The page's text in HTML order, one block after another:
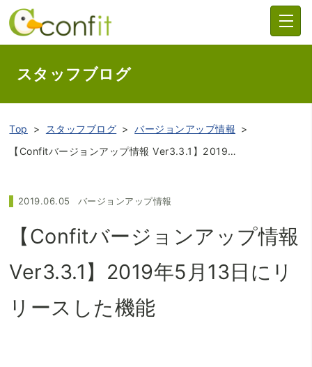
スタッフブログ
Top スタッフブログ
バージョンアップ情報
【Confitバージョンアップ情報 Ver3.3.1】2019年5月13日にリリースした機能
2019.06.05 バージョンアップ情報
【Confitバージョンアップ情報
Ver3.3.1】2019年5月13日にリ
リースした機能